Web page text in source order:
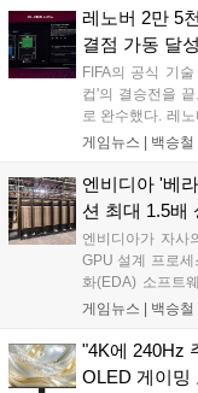
명 연장과 폼팩터
서의 연산 처리 효
레노버 2만 5
결점 가동 달성
FIFA의 공식 기
컵'의 결승전을
로 완수했다. 레
만 5,000대 이상
게임뉴스 | 백승철
엔비디아 '베
션 최대 1.5배
엔비디아가 자사
GPU 설계 프로
화(EDA) 소프트
및 검증 성능을
성도 향상에 크게
게임뉴스 | 백승철
"4K에 240Hz
OLED 게이밍